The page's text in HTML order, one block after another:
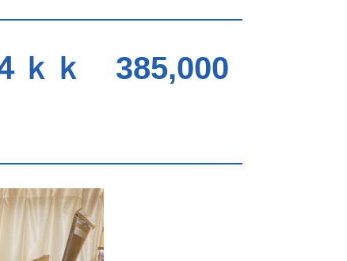
ｋｋ 385,000